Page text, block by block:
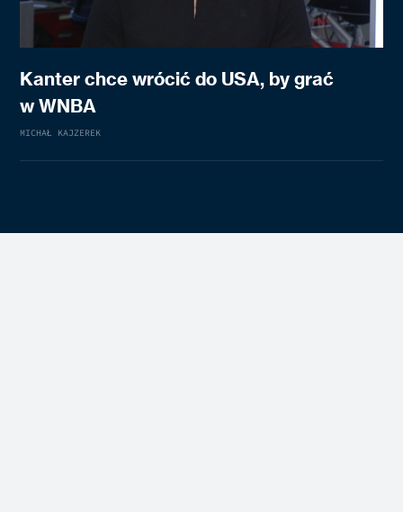
Kanter chce wrócić do USA, by grać
w WNBA
MICHAŁ KAJZEREK